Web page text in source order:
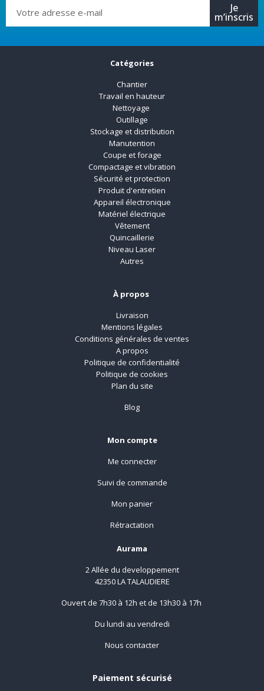
Je
m’inscris
Catégories
Chantier
Travail en hauteur
Nettoyage
Outillage
Stockage et distribution
Manutention
Coupe et forage
Compactage et vibration
Sécurité et protection
Produit d'entretien
Appareil électronique
Matériel électrique
Vêtement
Quincaillerie
Niveau Laser
Autres
À propos
Livraison
Mentions légales
Conditions générales de ventes
A propos
Politique de confidentialité
Politique de cookies
Plan du site
Blog
Mon compte
Me connecter
Suivi de commande
Mon panier
Rétractation
Aurama
2 Allée du developpement
42350 LA TALAUDIERE
Ouvert de 7h30 à 12h et de 13h30 à 17h
Du lundi au vendredi
Nous contacter
Paiement sécurisé